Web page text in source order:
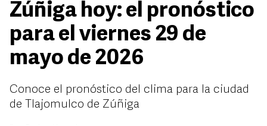
Zúñiga hoy: el pronóstico
para el viernes 29 de
mayo de 2026
Conoce el pronóstico del clima para la ciudad
de Tlajomulco de Zúñiga